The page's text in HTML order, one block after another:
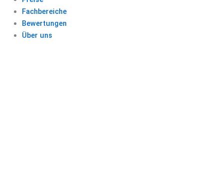
Fachbereiche
Bewertungen
Über uns